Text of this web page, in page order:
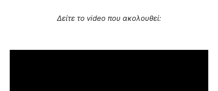
Δείτε το video που ακολουθεί: